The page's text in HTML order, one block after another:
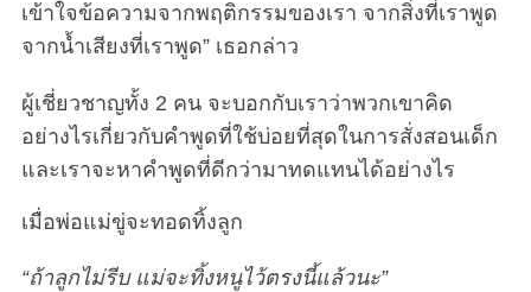
เข้าใจข้อความจากพฤติกรรมของเรา จากสิ่งที่เราพูด
จากน้ำเสียงที่เราพูด” เธอกล่าว
ผู้เชี่ยวชาญทั้ง 2 คน จะบอกกับเราว่าพวกเขาคิด
อย่างไรเกี่ยวกับคำพูดที่ใช้บ่อยที่สุดในการสั่งสอนเด็ก
และเราจะหาคำพูดที่ดีกว่ามาทดแทนได้อย่างไร
เมื่อพ่อแม่ขู่จะทอดทิ้งลูก
“ถ้าลูกไม่รีบ แม่จะทิ้งหนูไว้ตรงนี้แล้วนะ”